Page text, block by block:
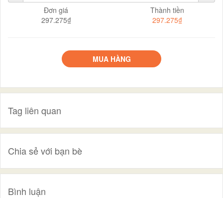
Đơn giá
297.275₫
Thành tiền
297.275₫
MUA HÀNG
Tag liên quan
Chia sẻ với bạn bè
Bình luận